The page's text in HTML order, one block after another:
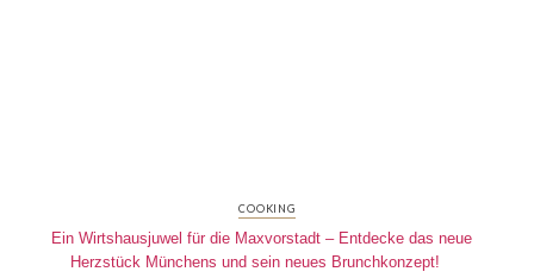
COOKING
Ein Wirtshausjuwel für die Maxvorstadt – Entdecke das neue
Herzstück Münchens und sein neues Brunchkonzept!